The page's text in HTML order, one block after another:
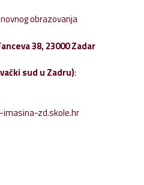
obrazovanja
38, 23000 Zadar
sud u Zadru):
zd.skole.hr